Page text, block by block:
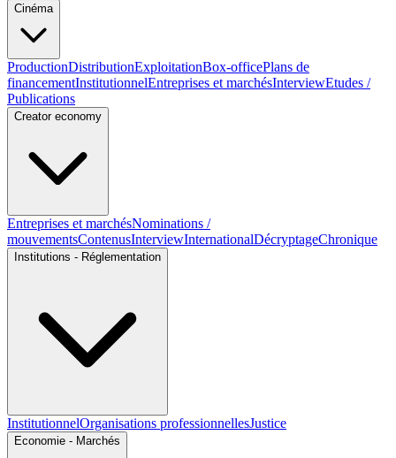
Cinéma
ProductionDistributionExploitationBox-officePlans de
financementInstitutionnelEntreprises et marchésInterviewEtudes /
Publications
Creator economy
Entreprises et marchésNominations /
mouvementsContenusInterviewInternationalDécryptageChronique
Institutions - Réglementation
InstitutionnelOrganisations professionnellesJustice
Economie - Marchés